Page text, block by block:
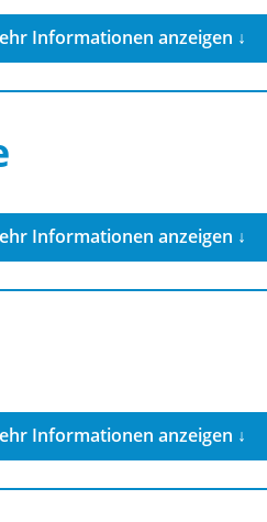
Informationen anzeigen ↓
Informationen anzeigen ↓
Informationen anzeigen ↓